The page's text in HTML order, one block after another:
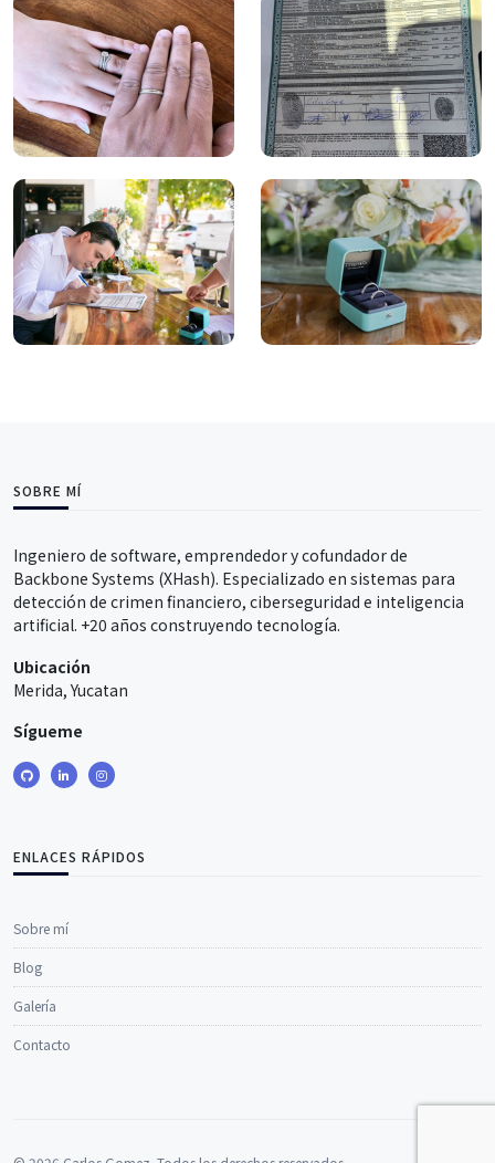
SOBRE MÍ
Ingeniero de software, emprendedor y cofundador de
Backbone Systems (XHash). Especializado en sistemas para
detección de crimen financiero, ciberseguridad e inteligencia
artificial. +20 años construyendo tecnología.
Ubicación
Merida, Yucatan
Sígueme
ENLACES RÁPIDOS
Sobre mí
Blog
Galería
Contacto